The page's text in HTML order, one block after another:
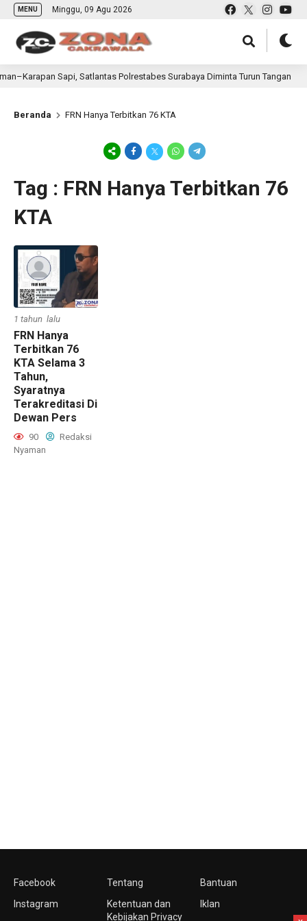
MENU Minggu, 09 Agu 2026
Sapi, Satlantas Polrestabes Surabaya Diminta Turun Tangan
Beranda FRN Hanya Terbitkan 76 KTA
Tag : FRN Hanya Terbitkan 76
KTA
1 tahun lalu
FRN Hanya
Terbitkan 76
KTA Selama 3
Tahun,
Syaratnya
Terakreditasi Di
Dewan Pers
90
Redaksi
Nyaman
Facebook
Instagram
Tentang
Ketentuan dan
Kebijakan Privacy
Bantuan
Iklan